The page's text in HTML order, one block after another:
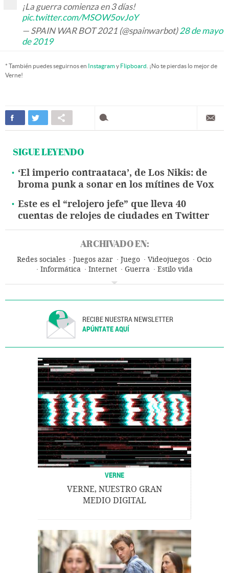
¡La guerra comienza en 3 días!
pic.twitter.com/MSOW5ovJoY
— SPAIN WAR BOT 2021 (@spainwarbot)28 de mayo
de 2019
* También puedes seguirnos en Instagramy Flipboard . ¡No te pierdas lo mejor de
Verne!
SIGUE LEYENDO
‘El imperio contraataca’, de Los Nikis: de
broma punk a sonar en los mítines de Vox
Este es el “relojero jefe” que lleva 40
cuentas de relojes de ciudades en Twitter
ARCHIVADO EN:
Redes sociales Juegos azar Juego Videojuegos
Ocio
Informática
Internet Guerra
Estilo vida
RECIBE NUESTRA NEWSLETTER
APÚNTATE AQUÍ
VERNE
VERNE, NUESTRO GRAN
MEDIO DIGITAL